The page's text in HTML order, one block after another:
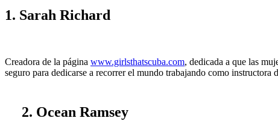
1. Sarah Richard
Creadora de la página www.girlsthatscuba.com, dedicada a que las
seguro para dedicarse a recorrer el mundo trabajando como
2. Ocean Ramsey